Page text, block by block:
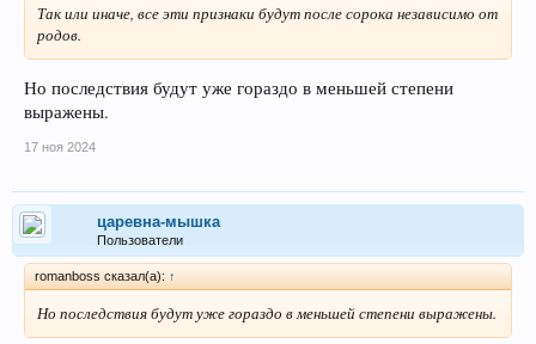
Так или иначе, все эти признаки будут после сорока независимо от
родов.
Но последствия будут уже гораздо в меньшей степени
выражены.
17 ноя 2024
царевна-мышка
Пользователи
romanboss сказал(а): ↑
Но последствия будут уже гораздо в меньшей степени выражены.